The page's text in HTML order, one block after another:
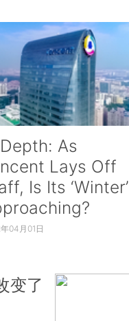
As
Lays Off
Is Its ‘Winter’
04月01日
变了